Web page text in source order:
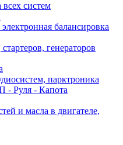
систем
балансировка
генераторов
парктроника
Руля - Капота
и масла в двигателе,